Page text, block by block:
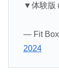
▼体験版
— Fit
2024